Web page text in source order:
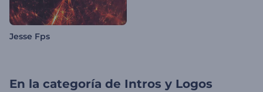
Jesse Fps
En la categoría de Intros y Logos